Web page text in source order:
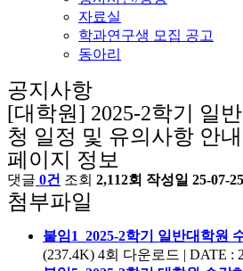
자료실
학과연구생 모집 공고
동아리
공지사항
[대학원] 2025-2학기 일
청 일정 및 유의사항 안내
페이지 정보
댓글 0건 조회 2,112회 작성일 25-07-
첨부파일
붙임1_2025-2학기 일반대학원
(237.4K) 4회 다운로드 | DATE :